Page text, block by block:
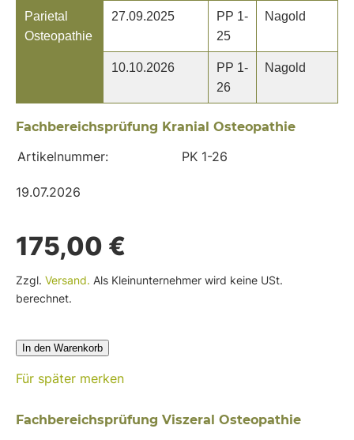
Parietal
Osteopathie
27.09.2025
PP 1-
25
Nagold
10.10.2026
PP 1-
26
Nagold
Fachbereichsprüfung Kranial Osteopathie
Artikelnummer: PK 1-26
19.07.2026
175,00 €
Zzgl. Versand. Als Kleinunternehmer wird keine USt.
berechnet.
In den Warenkorb
Für später merken
Fachbereichsprüfung Viszeral Osteopathie